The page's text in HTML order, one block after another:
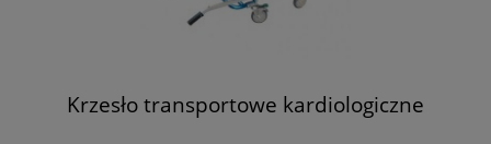
Krzesło transportowe kardiologiczne